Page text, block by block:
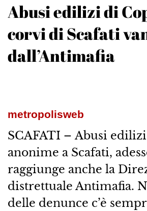
Abusi edilizi di
corvi di Scafati
dall’Antimafia
metropolisweb
SCAFATI – Abusi
anonime a Scafati,
raggiunge anche la
distrettuale Antimafia.
delle denunce c’è